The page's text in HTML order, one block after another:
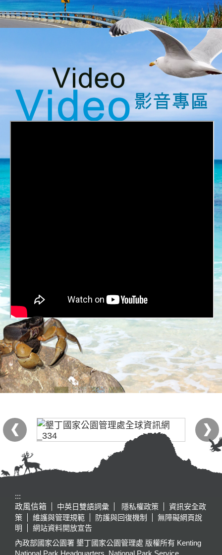
:::
政風信箱
中英日雙語詞彙 隱私權政策
資訊安全政
策
維護與管理規範 防護與回復機制
無障礙網頁說
明
網站資料開放宣告
內政部國家公園署 墾丁國家公園管理處 版權所有 Kenting
National Park Headquarters, National Park Service,